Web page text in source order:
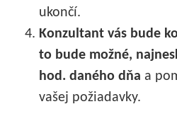
ukončí.
Konzultant vás bude
to bude možné,
hod. daného dňa a
vašej požiadavky.